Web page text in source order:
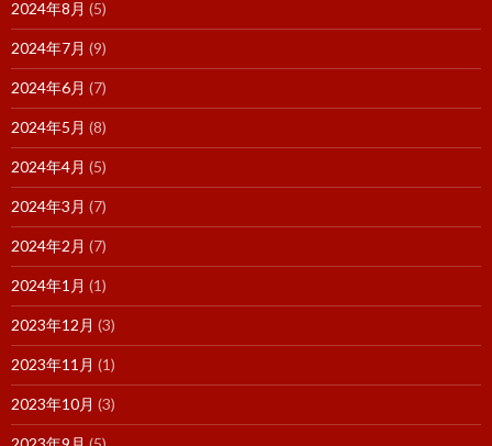
2024年8月 (5)
2024年7月 (9)
2024年6月 (7)
2024年5月 (8)
2024年4月 (5)
2024年3月 (7)
2024年2月 (7)
2024年1月 (1)
2023年12月 (3)
2023年11月 (1)
2023年10月 (3)